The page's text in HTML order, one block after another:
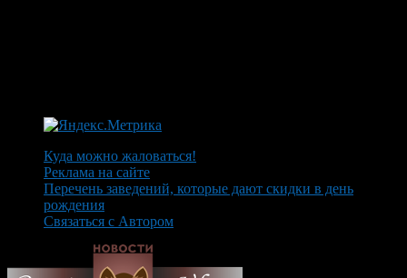
Куда можно жаловаться!
Реклама на сайте
Перечень заведений, которые дают скидки в день
рождения
Связаться с Автором